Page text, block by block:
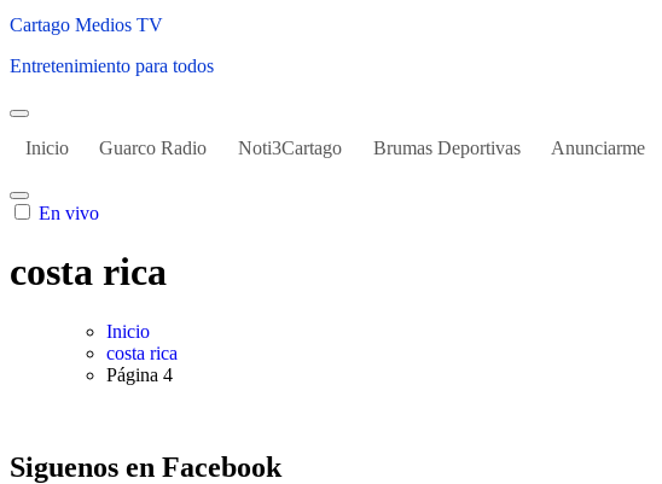
Cartago Medios TV
Entretenimiento para todos
Inicio Guarco Radio Noti3Cartago Brumas Deportivas Anunciarme
En vivo
costa rica
Inicio
costa rica
Página 4
Siguenos en Facebook